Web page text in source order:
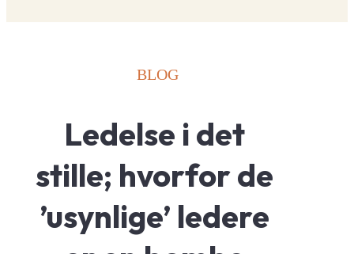
BLOG
Ledelse i det
stille; hvorfor de
’usynlige’ ledere